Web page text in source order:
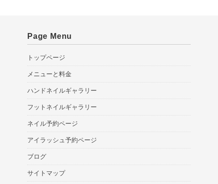
Page Menu
トップページ
メニューと料金
ハンドネイルギャラリー
フットネイルギャラリー
ネイル予約ページ
アイラッシュ予約ページ
ブログ
サイトマップ